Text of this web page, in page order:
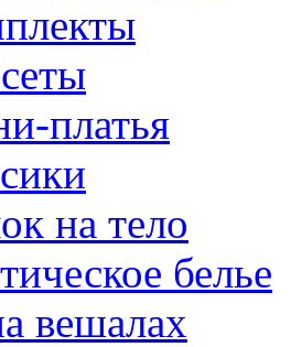
платья
на тело
белье
вешалах